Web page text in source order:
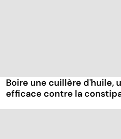
Boire une cuillère d'huile,
efficace contre la